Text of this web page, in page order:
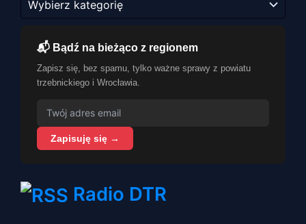
📬 Bądź na bieżąco z regionem
Zapisz się, bez spamu, tylko ważne sprawy z powiatu
trzebnickiego i Wrocławia.
Zapisuję się →
Radio DTR